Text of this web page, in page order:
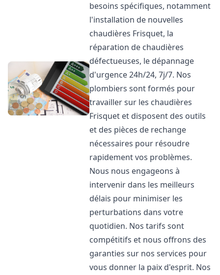
besoins spécifiques, notamment
l'installation de nouvelles
chaudières Frisquet, la
réparation de chaudières
défectueuses, le dépannage
d'urgence 24h/24, 7j/7. Nos
plombiers sont formés pour
travailler sur les chaudières
Frisquet et disposent des outils
et des pièces de rechange
nécessaires pour résoudre
rapidement vos problèmes.
Nous nous engageons à
intervenir dans les meilleurs
délais pour minimiser les
perturbations dans votre
quotidien. Nos tarifs sont
compétitifs et nous offrons des
garanties sur nos services pour
vous donner la paix d'esprit. Nos